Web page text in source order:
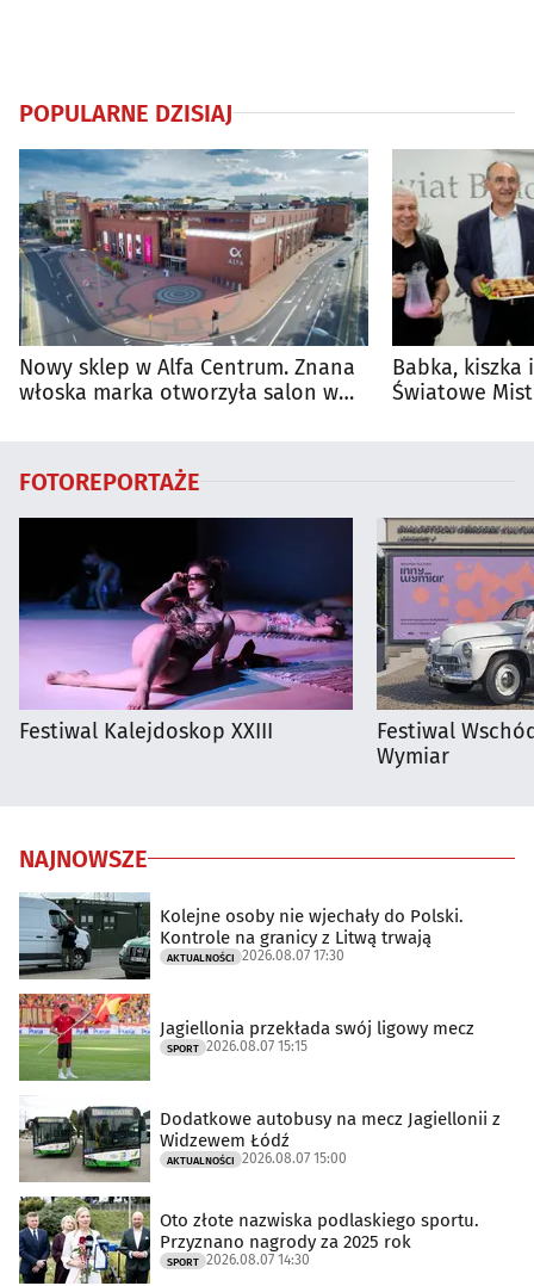
POPULARNE DZISIAJ
Nowy sklep w Alfa Centrum. Znana
włoska marka otworzyła salon w
Babka, kiszka
Światowe
FOTOREPORTAŻE
Festiwal Kalejdoskop XXIII
Festiwal
Wymiar
NAJNOWSZE
Kolejne osoby nie wjechały do Polski.
Kontrole na granicy z Litwą trwają
AKTUALNOŚCI 2026.08.07 17:30
Jagiellonia przekłada swój ligowy mecz
SPORT 2026.08.07 15:15
Dodatkowe autobusy na mecz Jagiellonii z
Widzewem Łódź
AKTUALNOŚCI 2026.08.07 15:00
Oto złote nazwiska podlaskiego sportu.
Przyznano nagrody za 2025 rok
SPORT 2026.08.07 14:30